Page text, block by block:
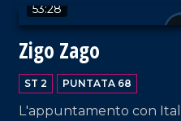
53:28
Zigo Zago
ST 2 PUNTATA 68
L'appuntamento con